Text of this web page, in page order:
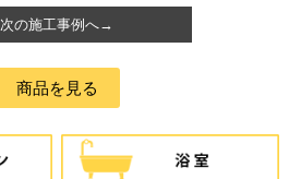
次の施工事例へ→
商品を見る